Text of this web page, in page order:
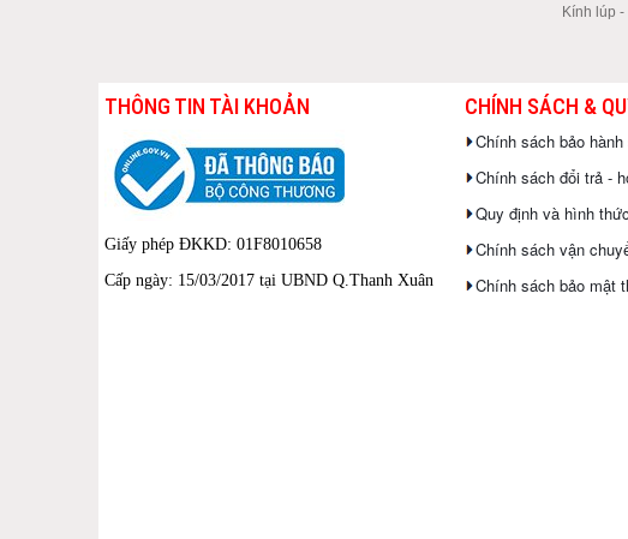
Kính lúp
THÔNG TIN TÀI KHOẢN
Giấy phép ĐKKD: 01F8010658
Cấp ngày: 15/03/2017 tại UBND Q.Thanh Xuân
CHÍNH SÁCH &
Chính sách bảo hành
Chính sách đổi trả -
Quy định và hình
Chính sách vận
Chính sách bảo mật